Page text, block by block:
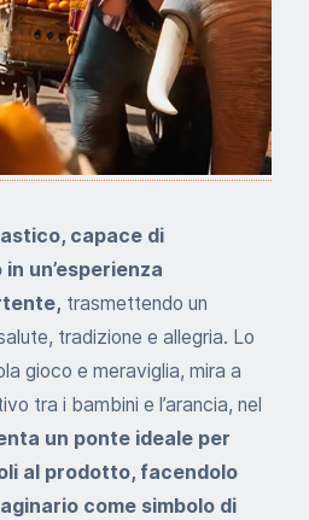
capace di
un’esperienza
trasmettendo un
tradizione e allegria. Lo
gioco e meraviglia, mira a
tra i bambini e l’arancia, nel
un ponte ideale per
al prodotto, facendolo
come simbolo di